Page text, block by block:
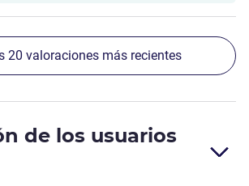
20 valoraciones más recientes
de los usuarios